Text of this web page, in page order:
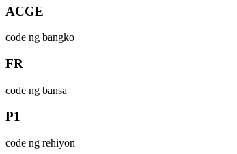
ACGE
code ng bangko
FR
code ng bansa
P1
code ng rehiyon